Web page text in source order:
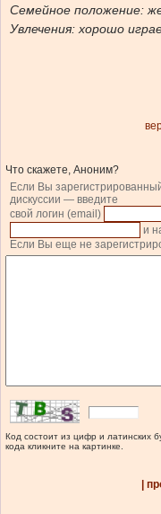
Семейное положение:
Увлечения: хорошо
Что скажете, Аноним?
Если Вы
дискуссии — введите
свой логин (email)
и
Если Вы еще не
Код состоит из цифр и латинских
кода кликните на картинке.
|